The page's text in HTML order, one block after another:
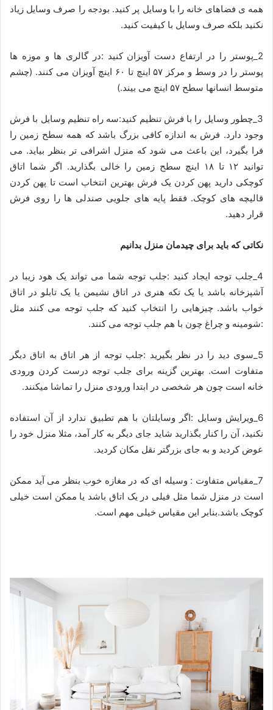
همه ی فضاهای خانه را با وسایل پر کنید. بودجه را صرف وسایل زیاد
نکنید بلکه صرف وسایل با کیفیت کنید.
2_پوستر را در ارتفاع دست آویزان کنید :در گالری ها و موزه ها
پوستر را در وسط و مرکز ۵۷ اینچ تا ۶۰ اینچ آویزان می کنند. (چشم
متوسط انسانها سطح ۵۷ اینچ می بیند.)
3_چطور وسایل را با فرش تنظیم کنید:سه راه تنظیم وسایل با فرش
وجود دارد. فرش به اندازه کافی بزرگ باشد که همه سطح زمین را
فرا بگیرد، این باعث می شود که منزل اشرافی تر بنظر بیاید. می
توانید ۱۲ تا ۱۸ اینچ سطح زمین را خالی بگذارید. اگر شما اتاق
کوچکی دارید پهن کردن یک فرش بهترین انتخاب است تا پهن کردن
قالیچه های کوچک. فقط پایه های جلویی صندلی ها را روی فرش
قرار دهید.
نکاتی که باید برای چیدمان منزل بدانیم
4_جلب توجه ایجاد کنید :جلب توجه شما می تواند یک هود زیبا در
آشپزخانه باشد یا یک تکه هنری در اتاق نشیمن یا یک تابلو در اتاق
خواب باشد. چیزهایی را انتخاب کنید که جلب توجه می کنند مثل
:شومینه و چراغ چون با هم جلب توجه می کنند.
5_سوی دید را در نظر بگیرید :جلب توجه از هر اتاق به اتاق دیگر
متفاوت است. بهترین گزینه برای جلب توجه درست کردن ورودی
خانه است چون هر شخصی در ابتدا ورودی منزل را تماشا میکنند.
6_ویرایش وسایل :اگر وسایلتان با هم تطبیق ندارد از آن استفاده
نکنید، آن را کنار بگذارید شاید جای دیگر به کار آمد، مثلا منزل خود را
عوض کردید و به جای بزرگتر نقل مکان کردید.
7_مقیاس متفاوت : وسیله ای که در مغازه خوب بنظر می آید ممکن
است در منزل شما مثل فیلی در یک اتاق باشد یا ممکن است خیلی
کوچک باشد.بنابر این مقیاس خیلی مهم است.